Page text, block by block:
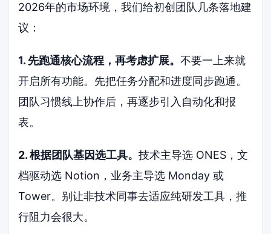
2026年的市场环境，我们给初创团队几条落地建
议：
1. 先跑通核心流程，再考虑扩展。不要一上来就
开启所有功能。先把任务分配和进度同步跑通。
团队习惯线上协作后，再逐步引入自动化和报
表。
2. 根据团队基因选工具。技术主导选 ONES，文
档驱动选 Notion，业务主导选 Monday 或
Tower。别让非技术同事去适应纯研发工具，推
行阻力会很大。